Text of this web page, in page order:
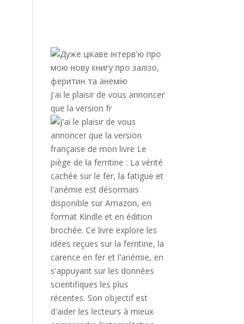
J'ai le plaisir de vous annoncer
que la version fr